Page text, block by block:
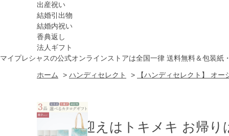
出産祝い
結婚引出物
結婚内祝い
香典返し
法人ギフト
マイプレシャスの公式オンラインストアは全国一律 送料無料＆包装紙
ホーム > ハンディセレクト > 【ハンディセレクト】 オー
お出迎えはトキメキ お帰り